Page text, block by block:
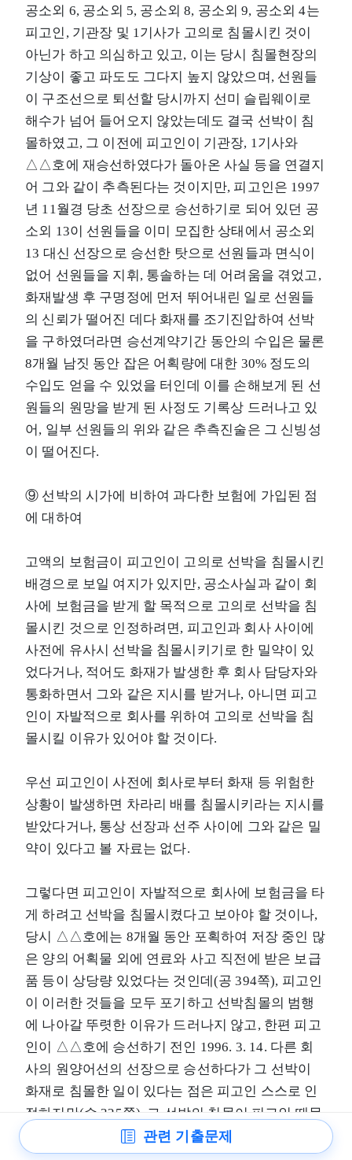
공소외 6, 공소외 5, 공소외 8, 공소외 9, 공소외 4는
피고인, 기관장 및 1기사가 고의로 침몰시킨 것이
아닌가 하고 의심하고 있고, 이는 당시 침몰현장의
기상이 좋고 파도도 그다지 높지 않았으며, 선원들
이 구조선으로 퇴선할 당시까지 선미 슬립웨이로
해수가 넘어 들어오지 않았는데도 결국 선박이 침
몰하였고, 그 이전에 피고인이 기관장, 1기사와
△△호에 재승선하였다가 돌아온 사실 등을 연결지
어 그와 같이 추측된다는 것이지만, 피고인은 1997
년 11월경 당초 선장으로 승선하기로 되어 있던 공
소외 13이 선원들을 이미 모집한 상태에서 공소외
13 대신 선장으로 승선한 탓으로 선원들과 면식이
없어 선원들을 지휘, 통솔하는 데 어려움을 겪었고,
화재발생 후 구명정에 먼저 뛰어내린 일로 선원들
의 신뢰가 떨어진 데다 화재를 조기진압하여 선박
을 구하였더라면 승선계약기간 동안의 수입은 물론
8개월 남짓 동안 잡은 어획량에 대한 30% 정도의
수입도 얻을 수 있었을 터인데 이를 손해보게 된 선
원들의 원망을 받게 된 사정도 기록상 드러나고 있
어, 일부 선원들의 위와 같은 추측진술은 그 신빙성
이 떨어진다.
⑨ 선박의 시가에 비하여 과다한 보험에 가입된 점
에 대하여
고액의 보험금이 피고인이 고의로 선박을 침몰시킨
배경으로 보일 여지가 있지만, 공소사실과 같이 회
사에 보험금을 받게 할 목적으로 고의로 선박을 침
몰시킨 것으로 인정하려면, 피고인과 회사 사이에
사전에 유사시 선박을 침몰시키기로 한 밀약이 있
었다거나, 적어도 화재가 발생한 후 회사 담당자와
통화하면서 그와 같은 지시를 받거나, 아니면 피고
인이 자발적으로 회사를 위하여 고의로 선박을 침
몰시킬 이유가 있어야 할 것이다.
우선 피고인이 사전에 회사로부터 화재 등 위험한
상황이 발생하면 차라리 배를 침몰시키라는 지시를
받았다거나, 통상 선장과 선주 사이에 그와 같은 밀
약이 있다고 볼 자료는 없다.
그렇다면 피고인이 자발적으로 회사에 보험금을 타
게 하려고 선박을 침몰시켰다고 보아야 할 것이나,
당시 △△호에는 8개월 동안 포획하여 저장 중인 많
은 양의 어획물 외에 연료와 사고 직전에 받은 보급
품 등이 상당량 있었다는 것인데(공 394쪽), 피고인
이 이러한 것들을 모두 포기하고 선박침몰의 범행
에 나아갈 뚜렷한 이유가 드러나지 않고, 한편 피고
인이 △△호에 승선하기 전인 1996. 3. 14. 다른 회
사의 원양어선의 선장으로 승선하다가 그 선박이
화재로 침몰한 일이 있다는 점은 피고인 스스로 인
정하지만(수 325쪽), 그 선박의 침몰이 피고인 때문
이라는 증거는 없다. 관련 기출문제